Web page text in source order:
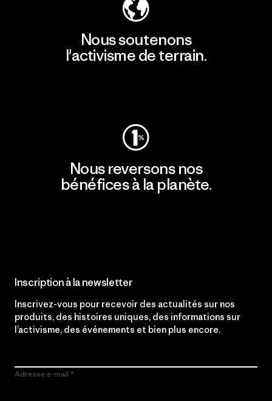
Nous soutenons
l'activisme de terrain.
Nous reversons nos
bénéfices à la planète.
Inscription à la newsletter
Inscrivez-vous pour recevoir des actualités sur nos
produits, des histoires uniques, des informations sur
l’activisme, des événements et bien plus encore.
Adresse e-mail